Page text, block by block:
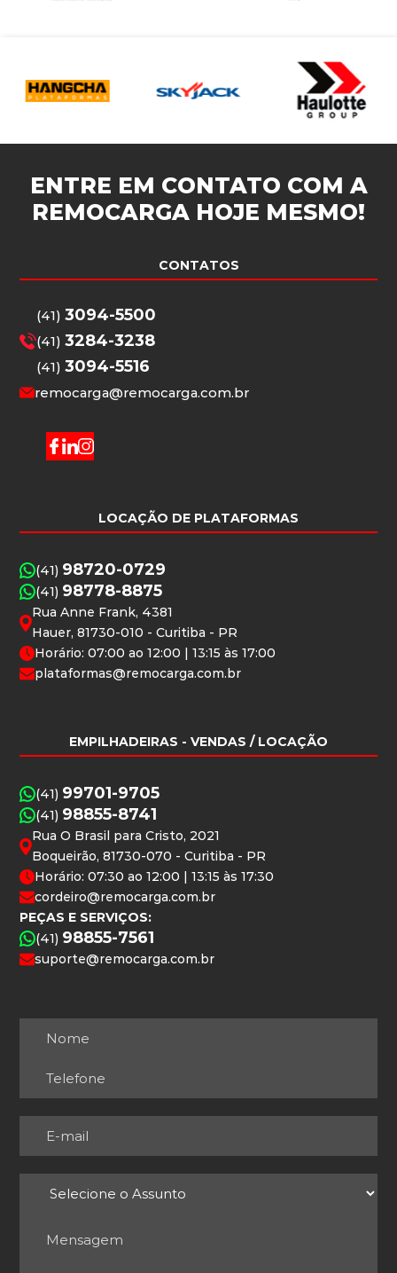
ENTRE EM CONTATO COM A
REMOCARGA HOJE MESMO!
CONTATOS
(41)3094-5500
(41)3284-3238
(41)3094-5516
remocarga@remocarga.com.br
LOCAÇÃO DE PLATAFORMAS
(41) 98720-0729
(41) 98778-8875
Rua Anne Frank, 4381
Hauer, 81730-010 - Curitiba - PR
Horário: 07:00 ao 12:00 | 13:15 às 17:00
plataformas@remocarga.com.br
EMPILHADEIRAS - VENDAS / LOCAÇÃO
(41) 99701-9705
(41) 98855-8741
Rua O Brasil para Cristo, 2021
Boqueirão, 81730-070 - Curitiba - PR
Horário: 07:30 ao 12:00 | 13:15 às 17:30
cordeiro@remocarga.com.br
PEÇAS E SERVIÇOS:
(41) 98855-7561
suporte@remocarga.com.br